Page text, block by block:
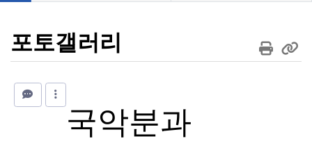
포토갤러리
국악분과